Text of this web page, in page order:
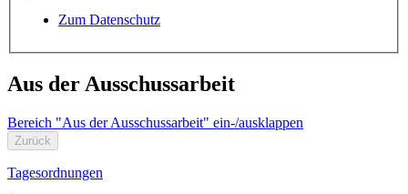
Zum Datenschutz
Aus der Ausschussarbeit
Bereich "Aus der Ausschussarbeit" ein-/ausklappen
Zurück
Tagesordnungen